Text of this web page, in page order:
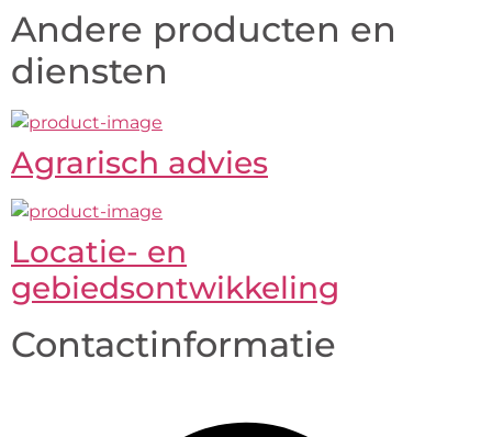
Andere producten en
diensten
Agrarisch advies
Locatie- en
gebiedsontwikkeling
Contactinformatie